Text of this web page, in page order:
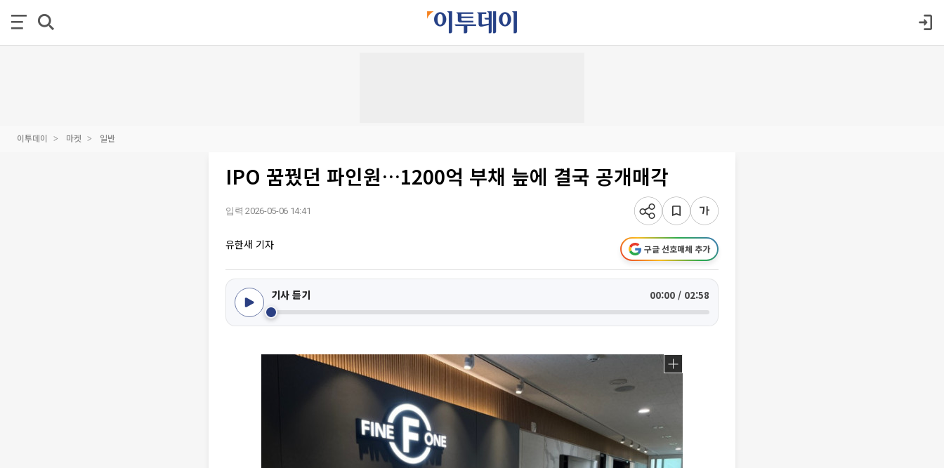
이투데이 마켓 일반
IPO 꿈꿨던 파인원…1200억 부채 늪에 결국 공개매각
입력 2026-05-06 14:41
유한새 기자 구글 선호매체 추가
기사 듣기 00:00 / 02:58